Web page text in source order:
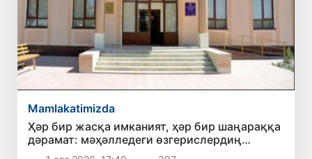
Mamlakatimizda
Ҳәр бир жасқа имканият, ҳәр бир шаңараққа
дәрамат: мәҳәлледеги өзгерислердиң
көриниси